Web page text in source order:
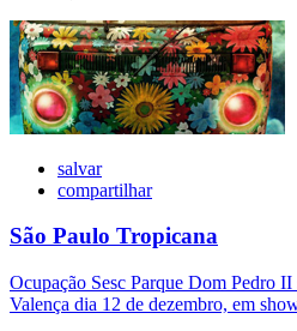
salvar
compartilhar
São Paulo Tropicana
Ocupação Sesc Parque Dom Pedro
Valença dia 12 de dezembro, em